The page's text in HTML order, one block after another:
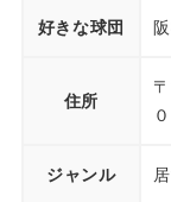
好きな球団
住所
ジャンル